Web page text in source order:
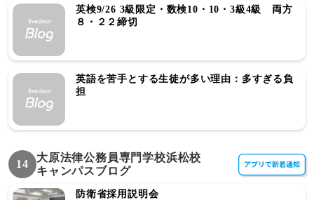
英検9/26 3級限定・数検10・10・3級4級 両方
８・２２締切
英語を苦手とする生徒が多い理由：多すぎる負
担
14
大原法律公務員専門学校浜松校
キャンパスブログ
防衛省採用説明会